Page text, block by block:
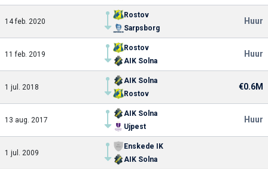
14 feb. 2020
Rostov
Sarpsborg
Huur
11 feb. 2019
Rostov
AIK Solna
Huur
1 jul. 2018
AIK Solna
Rostov
€0.6M
13 aug. 2017
AIK Solna
Ujpest
Huur
1 jul. 2009
Enskede IK
AIK Solna